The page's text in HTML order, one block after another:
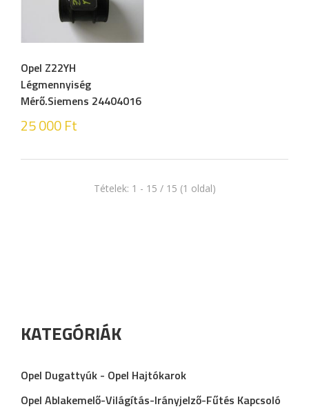
Opel Z22YH
Légmennyiség
Mérő.Siemens 24404016
25 000Ft
Tételek: 1 - 15 / 15 (1 oldal)
KATEGÓRIÁK
Opel Dugattyúk - Opel Hajtókarok
Opel Ablakemelő-Világítás-Irányjelző-Fűtés Kapcsoló